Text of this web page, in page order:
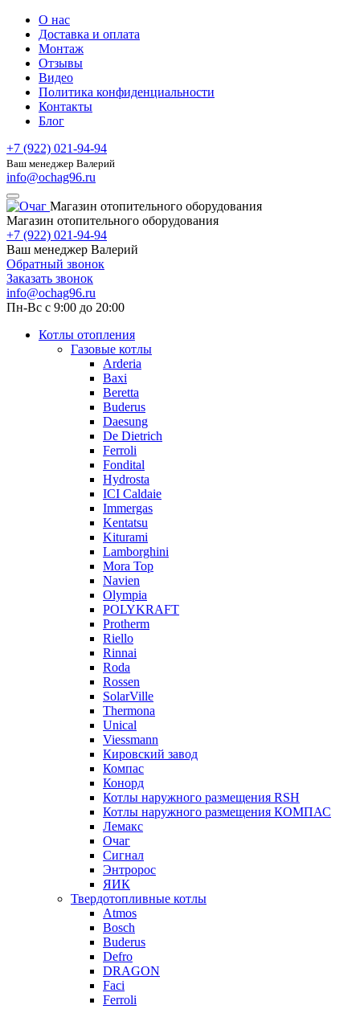
О нас
Доставка и оплата
Монтаж
Отзывы
Видео
Политика конфиденциальности
Контакты
Блог
+7 (922) 021-94-94
Ваш менеджер Валерий
info@ochag96.ru
Магазин отопительного оборудования
Магазин отопительного оборудования
+7 (922) 021-94-94
Ваш менеджер Валерий
Обратный звонок
Заказать звонок
info@ochag96.ru
Пн-Вс с 9:00 до 20:00
Котлы отопления
Газовые котлы
Arderia
Baxi
Beretta
Buderus
Daesung
De Dietrich
Ferroli
Fondital
Hydrosta
ICI Caldaie
Immergas
Kentatsu
Kiturami
Lamborghini
Mora Top
Navien
Olympia
POLYKRAFT
Protherm
Riello
Rinnai
Roda
Rossen
SolarVille
Thermona
Unical
Viessmann
Кировский завод
Компас
Конорд
Котлы наружного размещения RSH
Котлы наружного размещения КОМПАС
Лемакс
Очаг
Сигнал
Энтророс
ЯИК
Твердотопливные котлы
Atmos
Bosch
Buderus
Defro
DRAGON
Faci
Ferroli